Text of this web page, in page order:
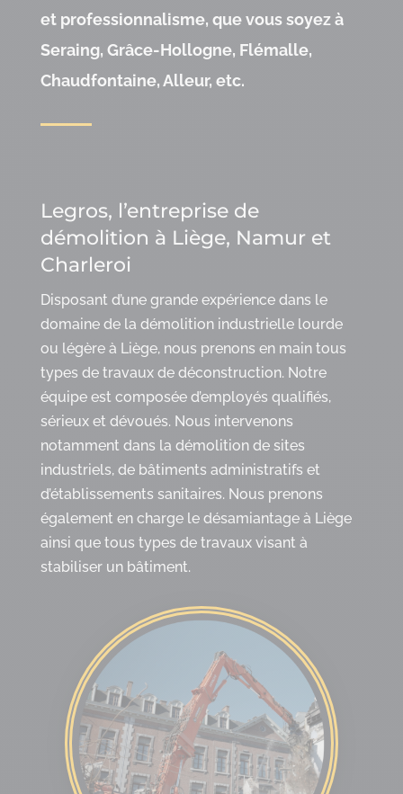
et professionnalisme, que vous soyez à
Seraing, Grâce-Hollogne, Flémalle,
Chaudfontaine, Alleur, etc.
Legros, l’entreprise de
démolition à Liège, Namur et
Charleroi
Disposant d’une grande expérience dans le
domaine de la démolition industrielle lourde
ou légère à Liège, nous prenons en main tous
types de travaux de déconstruction. Notre
équipe est composée d’employés qualifiés,
sérieux et dévoués. Nous intervenons
notamment dans la démolition de sites
industriels, de bâtiments administratifs et
d’établissements sanitaires. Nous prenons
également en charge le désamiantage à Liège
ainsi que tous types de travaux visant à
stabiliser un bâtiment.